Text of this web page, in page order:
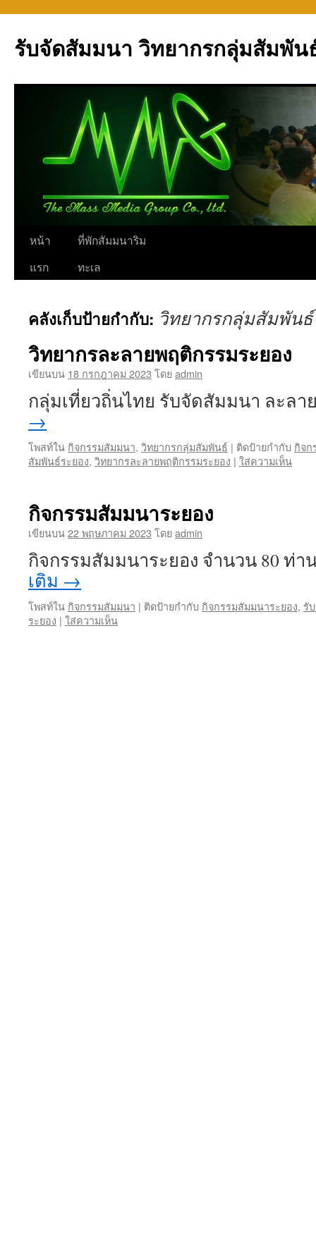
รับจัดสัมมนา วิทยากรกลุ่มสัมพัน
ข้าม
ไป
เนื้อหา
หน้า
แรก
ที่พักสัมมนาริม
ทะเล
คลังเก็บป้ายกำกับ: วิทยากรกลุ่มสัมพันธ์
วิทยากรละลายพฤติกรรมระยอง
เขียนบน 18 กรกฎาคม 2023 โดยadmin
กลุ่มเที่ยวถิ่นไทย รับจัดสัมมนา ละล
→
โพสท์ใน กิจกรรมสัมมนา, วิทยากรกลุ่มสัมพันธ์ | ติดป้ายกำกับ กิจก
สัมพันธ์ระยอง, วิทยากรละลายพฤติกรรมระยอง | ใส่ความเห็น
กิจกรรมสัมมนาระยอง
เขียนบน22 พฤษภาคม 2023 โดยadmin
กิจกรรมสัมมนาระยอง จำนวน 80 ท่
เติม →
โพสท์ใน กิจกรรมสัมมนา | ติดป้ายกำกับ กิจกรรมสัมมนาระยอง, รั
ระยอง | ใส่ความเห็น